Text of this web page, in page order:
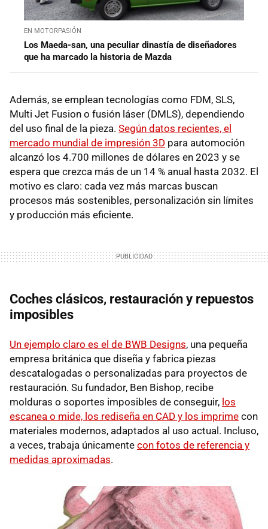
EN MOTORPASIÓN
Los Maeda-san, una peculiar dinastía de diseñadores
que ha marcado la historia de Mazda
Además, se emplean tecnologías como FDM, SLS,
Multi Jet Fusion o fusión láser (DMLS), dependiendo
del uso final de la pieza. Según datos recientes, el
mercado mundial de impresión 3D para automoción
alcanzó los 4.700 millones de dólares en 2023 y se
espera que crezca más de un 14 % anual hasta 2032. El
motivo es claro: cada vez más marcas buscan
procesos más sostenibles, personalización sin límites
y producción más eficiente.
Coches clásicos, restauración y repuestos
imposibles
Un ejemplo claro es el de BWB Designs, una pequeña
empresa británica que diseña y fabrica piezas
descatalogadas o personalizadas para proyectos de
restauración. Su fundador, Ben Bishop, recibe
molduras o soportes imposibles de conseguir, los
escanea o mide, los rediseña en CAD y los imprime con
materiales modernos, adaptados al uso actual. Incluso,
a veces, trabaja únicamente con fotos de referencia y
medidas aproximadas.